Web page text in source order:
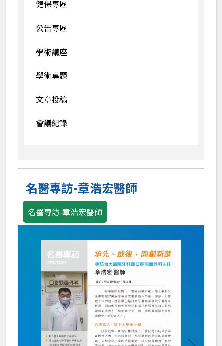
健保專區
公告專區
學術講座
學術專題
文章投稿
會議紀錄
名醫專訪-章浩宏醫師
名醫專訪-章浩宏醫師